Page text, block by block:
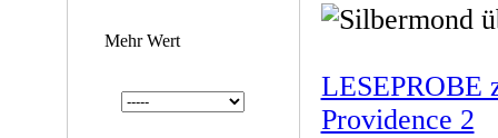
Mehr Wert
LESEPROBE
Providence 2